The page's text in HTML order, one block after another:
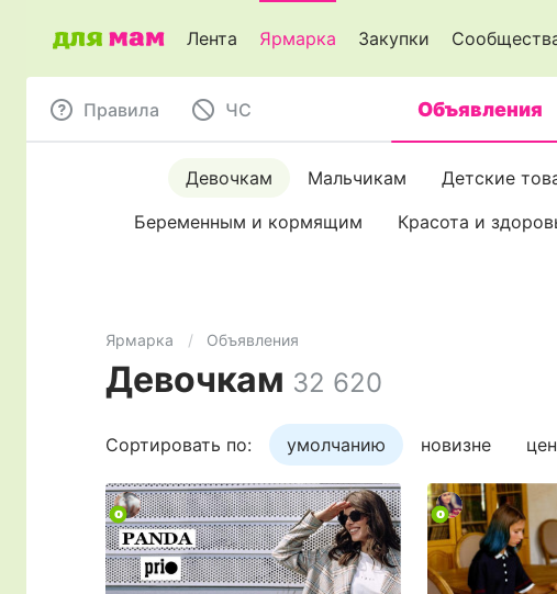
Лента Ярмарка Закупки
Правила ЧC Объявления
Девочкам Мальчикам Детские
Беременным и кормящим
Красота и
Ярмарка Объявления
Девочкам 32 620
Сортировать по: умолчанию новизне